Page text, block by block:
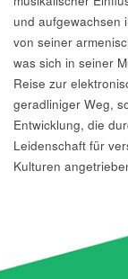
und aufgewachsen
von seiner
was sich in seiner
Reise zur
geradliniger Weg,
Entwicklung, die
Leidenschaft für
Kulturen